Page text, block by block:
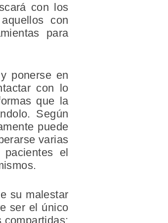
con los
con
para
ponerse en
con lo
que la
Según
puede
varias
el
su malestar
ser el único
compartidas;